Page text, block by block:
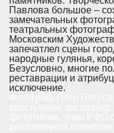
Павлова большое –
замечательных
театральных
Московским
запечатлел сцены
народные гулянья,
Безусловно, многие
реставрации и
исключение.